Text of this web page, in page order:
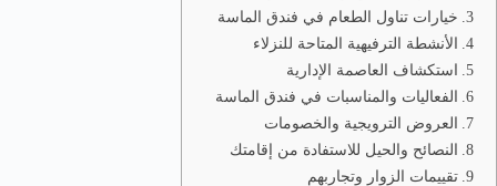
خيارات تناول الطعام في فندق الماسة
الأنشطة الترفيهية المتاحة للنزلاء
استكشاف العاصمة الإدارية
الفعاليات والمناسبات في فندق الماسة
العروض الترويجية والخصومات
النصائح والحيل للاستفادة من إقامتك
تقييمات الزوار وتجاربهم